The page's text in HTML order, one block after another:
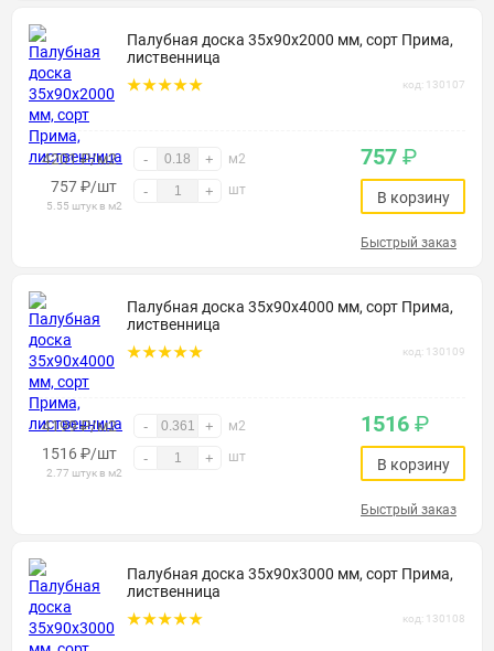
Палубная доска 35х90х2000 мм, сорт Прима,
лиственница
код: 130107
4201 ₽/м2 - + м2
757₽/шт
5.55 штук в м2
- + шт
757 ₽
В корзину
Быстрый заказ
Палубная доска 35х90х4000 мм, сорт Прима,
лиственница
код: 130109
4199 ₽/м2 - + м2
1516 ₽/шт
2.77 штук в м2
- + шт
1516 ₽
В корзину
Быстрый заказ
Палубная доска 35х90х3000 мм, сорт Прима,
лиственница
код: 130108